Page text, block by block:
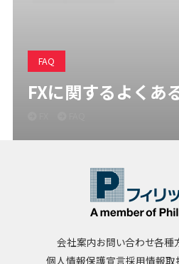
FAQ
FXに関するよくあ
会社案内お問い合わせ各種
個人情報保護宣言採用情報取